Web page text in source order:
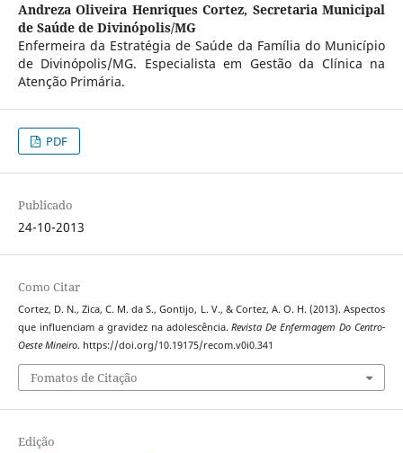
Andreza Oliveira Henriques Cortez, Secretaria Municipal
de Saúde de Divinópolis/MG
Enfermeira da Estratégia de Saúde da Família do Município
de Divinópolis/MG. Especialista em Gestão da Clínica na
Atenção Primária.
PDF
Publicado
24-10-2013
Como Citar
Cortez, D. N., Zica, C. M. da S., Gontijo, L. V., & Cortez, A. O. H. (2013). Aspectos
que influenciam a gravidez na adolescência.Revista De Enfermagem Do Centro-
Oeste Mineiro. https://doi.org/10.19175/recom.v0i0.341
Fomatos de Citação
Edição